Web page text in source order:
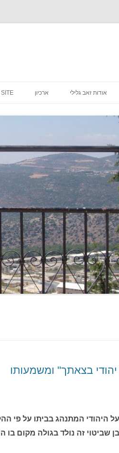
אודות זאב גלילי ארכיון
בצאתך" ומשמעותו
היהודי המתנהג בביתו על פי
שביטוי זה נולד בגולה מקום בו